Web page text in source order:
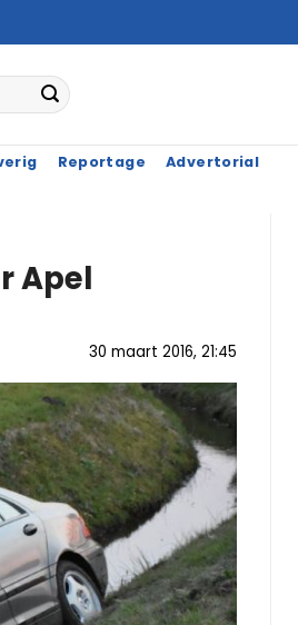
Reportage Advertorial
Apel
30 maart 2016, 21:45